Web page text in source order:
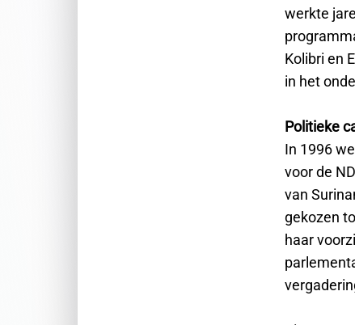
werkte
Kolibri en
in het
Politieke
In 1996
voor de
van
gekozen
haar